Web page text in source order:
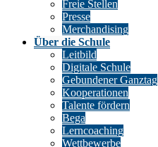
Freie Stellen
Presse
Merchandising
Über die Schule
Leitbild
Digitale Schule
Gebundener Ganztag
Kooperationen
Talente fördern
Bega
Lerncoaching
Wettbewerbe